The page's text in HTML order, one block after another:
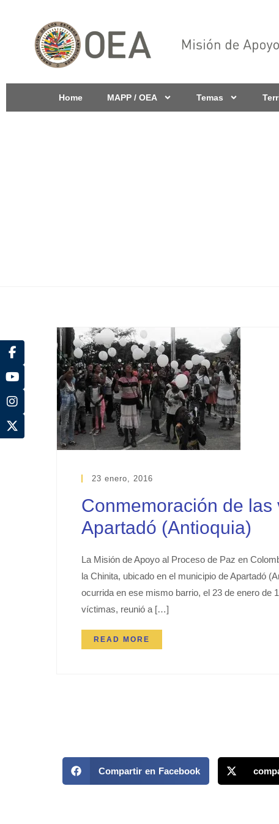
Home MAPP / OEA Temas
23 enero, 2016
Conmemoración de
Apartadó (Antioquia)
La Misión de Apoyo al Proceso de Paz en
la Chinita, ubicado en el municipio de Apartadó
ocurrida en ese mismo barrio, el 23 de enero de
víctimas, reunió a […]
READ MORE
Compartir en Facebook